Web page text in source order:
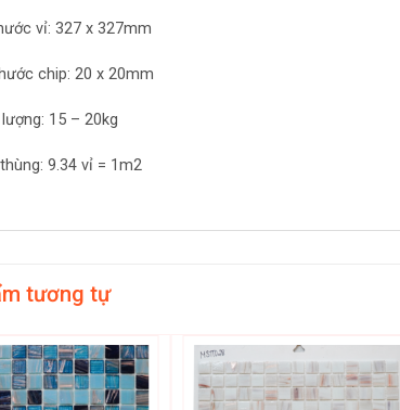
vỉ: 327 x 327mm
chip: 20 x 20mm
15 – 20kg
9.34 vỉ = 1m2
tương tự